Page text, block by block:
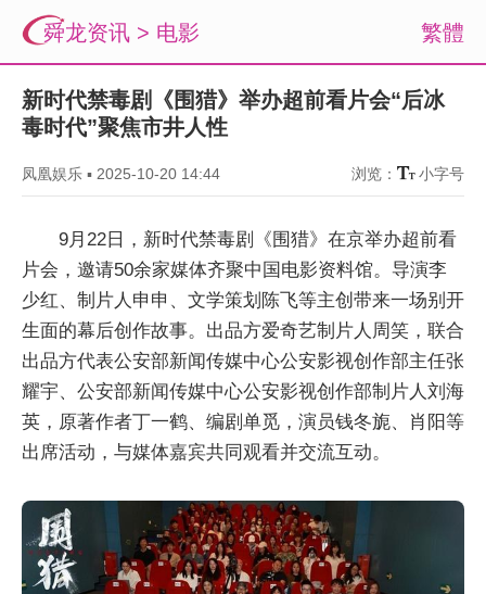
繁體
舜龙资讯 > 电影
新时代禁毒剧《围猎》举办超前看片会“后冰
毒时代”聚焦市井人性
凤凰娱乐 ▪ 2025-10-20 14:44 浏览： 小字号
9月22日，新时代禁毒剧《围猎》在京举办超前看
片会，邀请50余家媒体齐聚中国电影资料馆。导演李
少红、制片人申申、文学策划陈飞等主创带来一场别开
生面的幕后创作故事。出品方爱奇艺制片人周笑，联合
出品方代表公安部新闻传媒中心公安影视创作部主任张
耀宇、公安部新闻传媒中心公安影视创作部制片人刘海
英，原著作者丁一鹤、编剧单觅，演员钱冬旎、肖阳等
出席活动，与媒体嘉宾共同观看并交流互动。